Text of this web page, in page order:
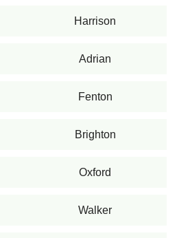
Harrison
Adrian
Fenton
Brighton
Oxford
Walker